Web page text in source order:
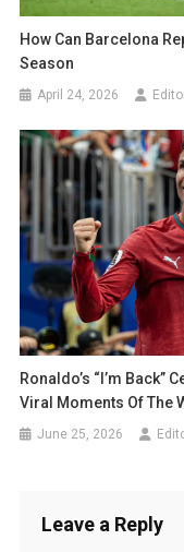
How Can Barcelona
Season
April 24, 2026
Ronaldo’s “I’m Back”
Viral Moments Of The
June 25, 2026
Leave a Reply